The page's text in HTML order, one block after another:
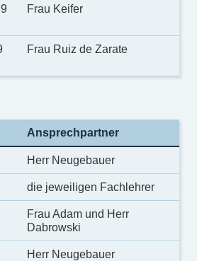
Frau Keifer
Frau Ruiz de Zarate
Ansprechpartner
Herr Neugebauer
die jeweiligen Fachlehrer
Frau Adam und Herr
Dabrowski
Herr Neugebauer